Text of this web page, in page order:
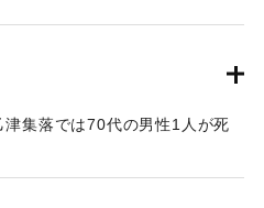
集落では70代の男性1人が死